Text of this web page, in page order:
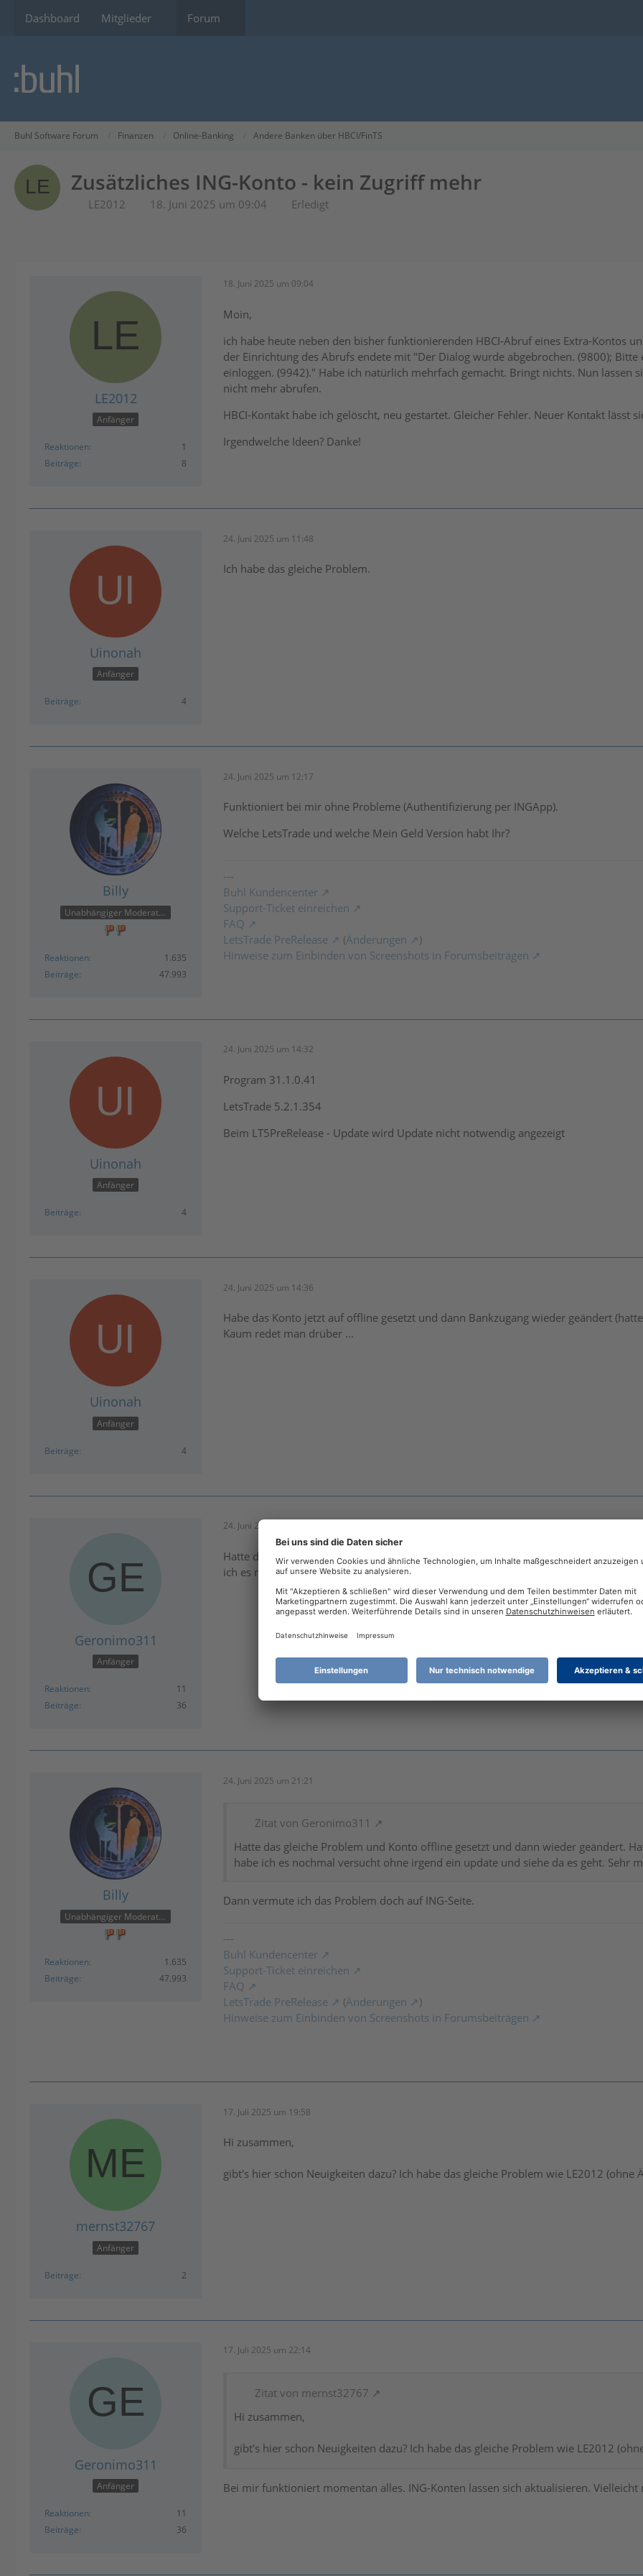
Dashboard Mitglieder Forum
Buhl Software Forum Finanzen Online-Banking Andere Banken über HBCI/FinTS
Zusätzliches ING-Konto - kein Zugriff mehr
LE2012 18. Juni 2025 um 09:04 Erledigt
LE2012
Anfänger
Reaktionen
1
Beiträge
8
18. Juni 2025 um 09:04
Moin,
ich habe heute neben den bisher funktionierenden HBCI-Abruf eines Extra-Kontos
der Einrichtung des Abrufs endete mit "Der Dialog wurde abgebrochen. (9800);
einloggen. (9942)." Habe ich natürlich mehrfach gemacht. Bringt nichts. Nun lassen
nicht mehr abrufen.
HBCI-Kontakt habe ich gelöscht, neu gestartet. Gleicher Fehler. Neuer Kontakt lässt
Irgendwelche Ideen? Danke!
Uinonah
Anfänger
Beiträge 4
24. Juni 2025 um 11:48
Ich habe das gleiche Problem.
Billy
Unabhängiger Moderator
Reaktionen
1.635
Beiträge
47.993
24. Juni 2025 um 12:17
Funktioniert bei mir ohne Probleme (Authentifizierung per INGApp).
Welche LetsTrade und welche Mein Geld Version habt Ihr?
---
Buhl Kundencenter
Support-Ticket einreichen
FAQ
LetsTrade PreRelease
(Änderungen
)
Hinweise zum Einbinden von Screenshots in Forumsbeiträgen
Uinonah
Anfänger
Beiträge 4
24. Juni 2025 um 14:32
Program 31.1.0.41
LetsTrade 5.2.1.354
Beim LT5PreRelease - Update wird Update nicht notwendig angezeigt
Uinonah
Anfänger
Beiträge 4
24. Juni 2025 um 14:36
Habe das Konto jetzt auf offline gesetzt und dann Bankzugang wieder geändert
Kaum redet man drüber ...
Geronimo311
Anfänger
Reaktionen
11
Beiträge
36
24. Juni 2025 um 18:45
Hatte das gleiche Problem und Konto offline gesetzt und dann wieder geändert.
ich es nochmal versucht ohne irgend ein update und siehe da es geht. Sehr
Billy
Unabhängiger Moderator
Reaktionen
1.635
Beiträge
47.993
24. Juni 2025 um 21:21
Zitat von Geronimo311
Hatte das gleiche Problem und Konto offline gesetzt und dann wieder geändert.
habe ich es nochmal versucht ohne irgend ein update und siehe da es geht. Sehr
Dann vermute ich das Problem doch auf ING-Seite.
---
Buhl Kundencenter
Support-Ticket einreichen
FAQ
LetsTrade PreRelease
(Änderungen
)
Hinweise zum Einbinden von Screenshots in Forumsbeiträgen
mernst32767
Anfänger
Beiträge 2
17. Juli 2025 um 19:58
Hi zusammen,
gibt's hier schon Neuigkeiten dazu? Ich habe das gleiche Problem wie LE2012 (ohne
Geronimo311
Anfänger
Reaktionen
11
Beiträge
36
17. Juli 2025 um 22:14
Zitat von mernst32767
Hi zusammen,
gibt's hier schon Neuigkeiten dazu? Ich habe das gleiche Problem wie LE2012
Bei mir funktioniert momentan alles. ING-Konten lassen sich aktualisieren.